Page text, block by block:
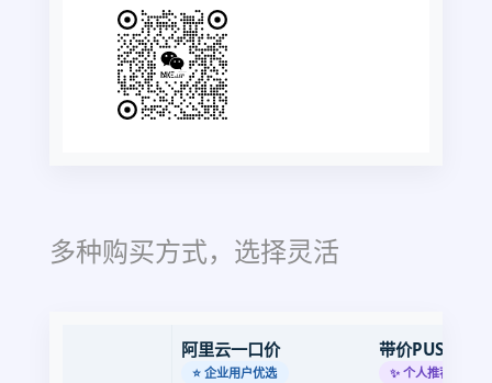
多种购买方式，选择灵活
阿里云一口价
⭐ 企业用户优选
带价PUSH
✨ 个人推荐